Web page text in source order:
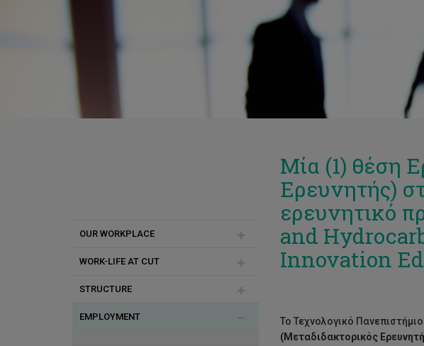
OUR WORKPLACE
Meet the HR Services
Meet our employees
Contact
WORK-LIFE AT CUT
Ισότητα
Our Community
STRUCTURE
Career Path
EMPLOYMENT
Μία (1) θέση
Ερευνητής)
ερευνητικό
and
Innovation
Το Τεχνολογικό
(Μεταδιδακτορικός